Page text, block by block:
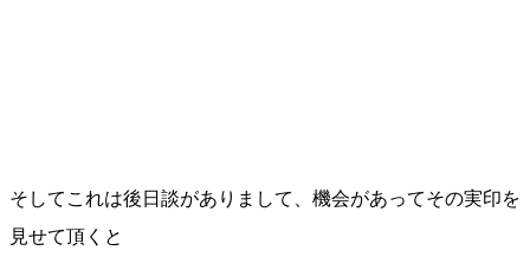
そしてこれは後日談がありまして、機会があってその実印を
見せて頂くと